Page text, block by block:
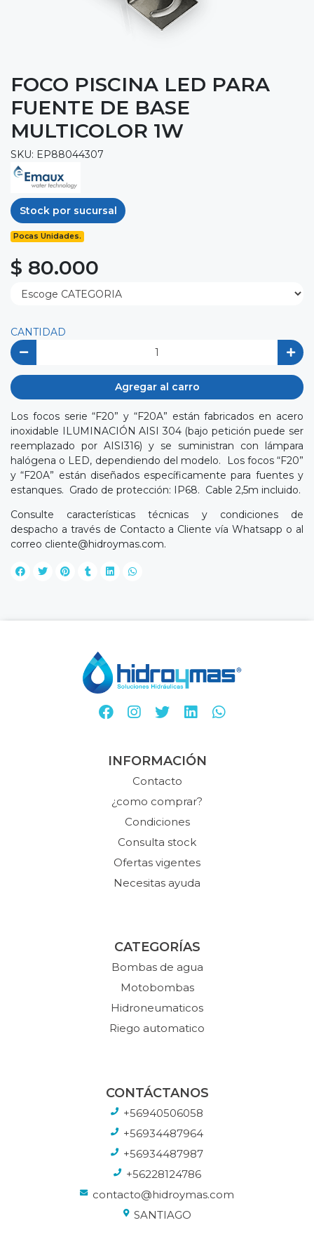
FOCO PISCINA LED PARA
FUENTE DE BASE
MULTICOLOR 1W
SKU: EP88044307
Stock por sucursal
Pocas Unidades.
$ 80.000
CANTIDAD
Agregar al carro
Los focos serie “F20” y “F20A” están fabricados en acero
inoxidable ILUMINACIÓN AISI 304 (bajo petición puede ser
reemplazado por AISI316) y se suministran con lámpara
halógena o LED, dependiendo del modelo. Los focos “F20”
y “F20A” están diseñados específicamente para fuentes y
estanques. Grado de protección: IP68. Cable 2,5m incluido.
Consulte características técnicas y condiciones de
despacho a través de Contacto a Cliente vía Whatsapp o al
correo cliente@hidroymas.com.
INFORMACIÓN
Contacto
¿como comprar?
Condiciones
Consulta stock
Ofertas vigentes
Necesitas ayuda
CATEGORÍAS
Bombas de agua
Motobombas
Hidroneumaticos
Riego automatico
CONTÁCTANOS
+56940506058
+56934487964
+56934487987
+56228124786
contacto@hidroymas.com
SANTIAGO